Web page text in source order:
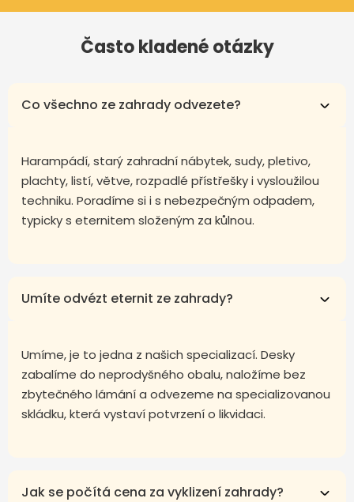
Často kladené otázky
Co všechno ze zahrady odvezete?
Harampádí, starý zahradní nábytek, sudy, pletivo,
plachty, listí, větve, rozpadlé přístřešky i vysloužilou
techniku. Poradíme si i s nebezpečným odpadem,
typicky s eternitem složeným za kůlnou.
Umíte odvézt eternit ze zahrady?
Umíme, je to jedna z našich specializací. Desky
zabalíme do neprodyšného obalu, naložíme bez
zbytečného lámání a odvezeme na specializovanou
skládku, která vystaví potvrzení o likvidaci.
Jak se počítá cena za vyklizení zahrady?